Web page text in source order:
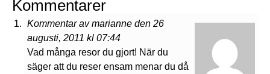
Kommentarer
Kommentar av marianne den 26
augusti, 2011 kl 07:44
Vad många resor du gjort! När du
säger att du reser ensam menar du då